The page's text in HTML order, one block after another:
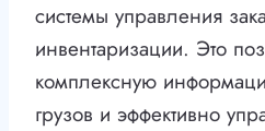
системы управления
инвентаризации. Это
комплексную
грузов и эффективно